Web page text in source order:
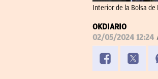
Interior de la Bolsa
OKDIARIO
02/05/2024 12:24